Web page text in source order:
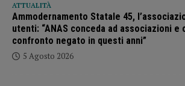
ATTUALITÀ
Ammodernamento Statale 45,
utenti: “ANAS conceda ad associazioni e
confronto negato in questi anni”
5 Agosto 2026